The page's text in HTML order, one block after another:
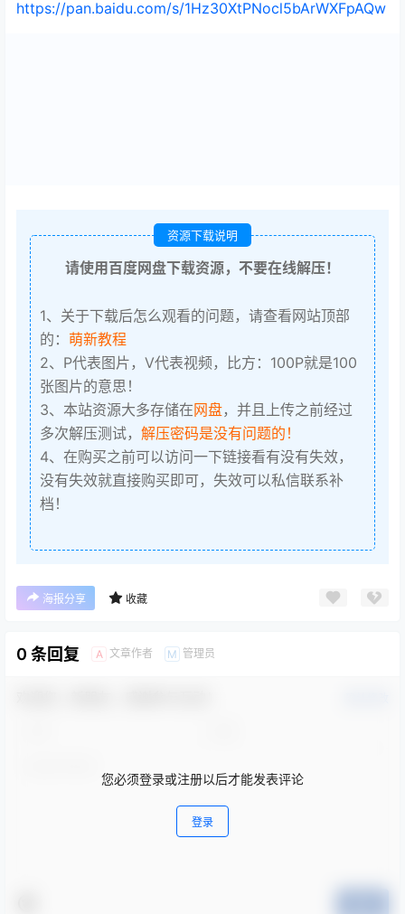
https://pan.baidu.com/s/1Hz30XtPNocl5bArWXFpAQw
资源下载说明
请使用百度网盘下载资源，不要在线解压！
1、关于下载后怎么观看的问题，请查看网站顶部
的： 萌新教程
2、P代表图片，V代表视频，比方：100P就是100
张图片的意思！
3、本站资源大多存储在网盘，并且上传之前经过
多次解压测试， 解压密码是没有问题的！
4、在购买之前可以访问一下链接看有没有失效，
没有失效就直接购买即可，失效可以私信联系补
档！
海报分享 收藏
0 条回复 A 文章作者 M 管理员
您必须登录或注册以后才能发表评论
登录